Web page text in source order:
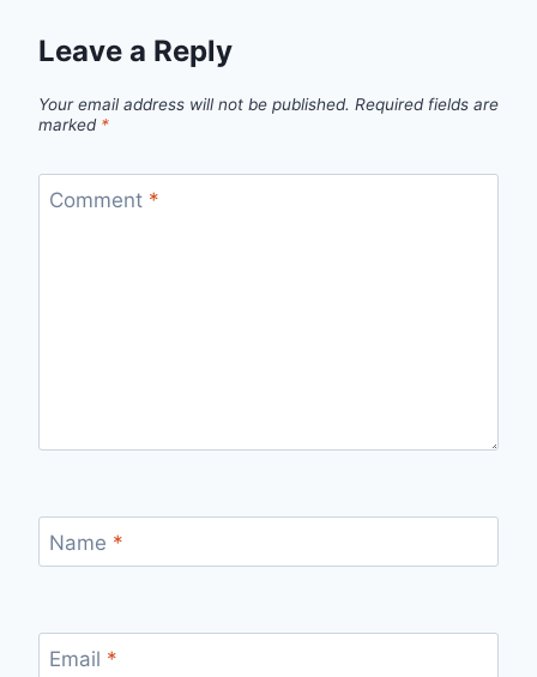
Leave a Reply
Your email address will not be published. Required fields are
marked *
Comment *
Name *
Email *